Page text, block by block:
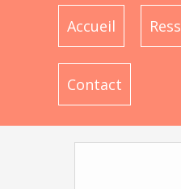
Accueil
Contact